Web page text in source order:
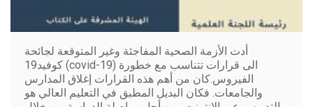
أدت الأزمة الصحية المفاجئة وغير المتوقعة لجائحة
كوفيد19 (covid-19) الى قرارات تتناسب مع خطورة
الفيروس.كان من أهم هذه القرارات إغلاق المدارس
والجامعات. فكان البديل المطبق في التعليم العالي هو